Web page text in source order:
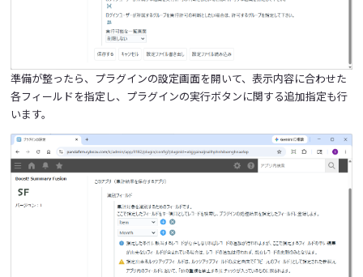
準備が整ったら、プラグインの設定画面を開いて、表示内容に合わせた
各フィールドを指定し、プラグインの実行ボタンに関する追加指定も行
います。